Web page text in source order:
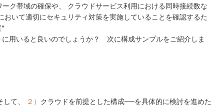
ク帯域の確保や、 クラウドサービス利用における同時接続数な
いて適切にセキュリティ対策を実施していることを確認するた
用いると良いのでしょうか？ 次に構成サンプルをご紹介しま
て、 ２） クラウドを前提とした構成──を具体的に検討を進めた